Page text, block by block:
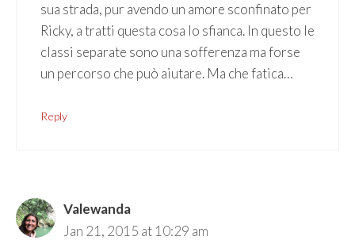
sua strada, pur avendo un amore sconfinato per
Ricky, a tratti questa cosa lo sfianca. In questo le
classi separate sono una sofferenza ma forse
un percorso che può aiutare. Ma che fatica…
Reply
Valewanda
Jan 21, 2015 at 10:29 am